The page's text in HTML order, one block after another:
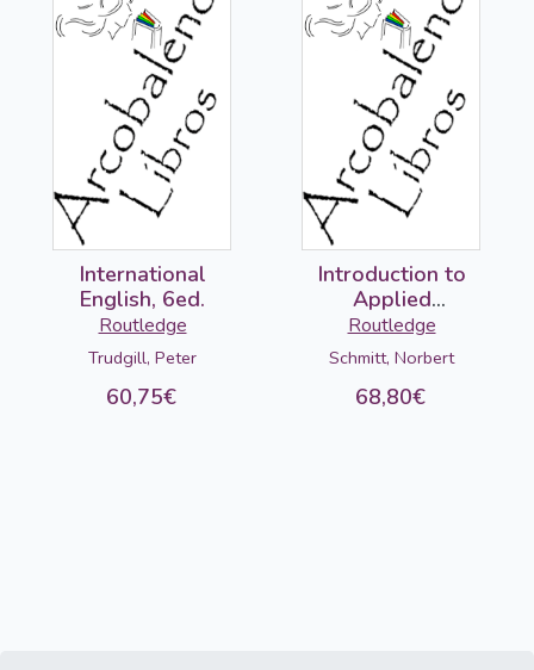
International
English, 6ed.
Routledge
Trudgill, Peter
60,75€
Introduction to
Applied
Linguistics, 3ed.
Routledge
Schmitt, Norbert
68,80€